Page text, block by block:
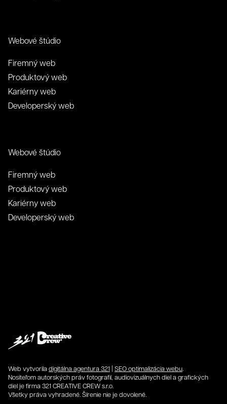
Webové štúdio
Firemný web
Produktový web
Kariérny web
Developerský web
Webové štúdio
Firemný web
Produktový web
Kariérny web
Developerský web
Web vytvorila digitálna agentura 321 | SEO optimalizácia webu.
Nositeľom autorských práv fotografií, audiovizuálnych diel a grafických
diel je firma 321 CREATIVE CREW s.r.o.
Všetky práva vyhradené. Šírenie nie je dovolené.